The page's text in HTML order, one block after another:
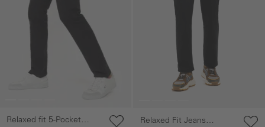
Relaxed fit 5-Pocket
Relaxed Fit Jeans